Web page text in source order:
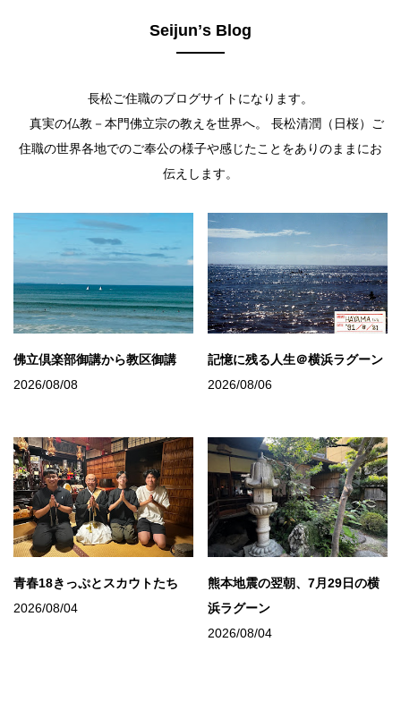
Seijunʼs Blog
長松ご住職のブログサイトになります。
真実の仏教－本門佛立宗の教えを世界へ。 長松清潤（日桜）ご
住職の世界各地でのご奉公の様子や感じたことをありのままにお
伝えします。
佛立倶楽部御講から教区御講
2026/08/08
記憶に残る人生＠横浜ラグーン
2026/08/06
青春18きっぷとスカウトたち
2026/08/04
熊本地震の翌朝、7月29日の横
浜ラグーン
2026/08/04